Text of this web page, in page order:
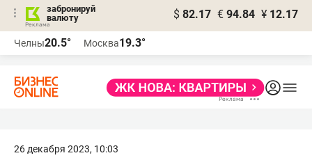
забронируй
валюту
$ 82.17 € 94.84 ¥ 12.17
Челны20.5° Москва19.3°
26 декабря 2023, 10:03